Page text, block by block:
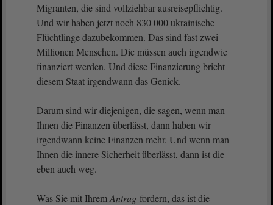
Migranten, die sind vollziehbar ausreisepflichtig.
Und wir haben jetzt noch 830 000 ukrainische
Flüchtlinge dazubekommen. Das sind fast zwei
Millionen Menschen. Die müssen auch irgendwie
finanziert werden. Und diese Finanzierung bricht
diesem Staat irgendwann das Genick.
Darum sind wir diejenigen, die sagen, wenn man
Ihnen die Finanzen überlässt, dann haben wir
irgendwann keine Finanzen mehr. Und wenn man
Ihnen die innere Sicherheit überlässt, dann ist die
eben auch weg.
Was Sie mit IhremAntrag fordern, das ist die